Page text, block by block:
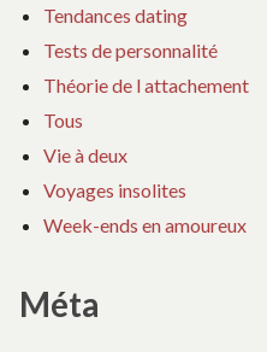
Tendances dating
Tests de personnalité
Théorie de l attachement
Tous
Vie à deux
Voyages insolites
Week-ends en amoureux
Méta